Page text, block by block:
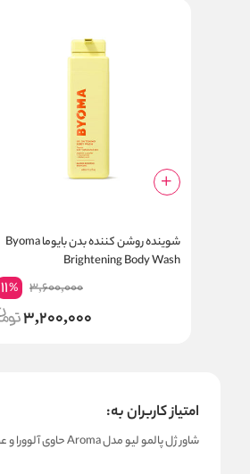
شوینده روشن کننده بدن بایوما Byoma
Brightening Body Wash
3,600,000
11%
3,200,000
امتیاز کاربران به:
شاور ژل پالمو لیو مدل Aroma حاوی آلوورا و عصاره نعناع